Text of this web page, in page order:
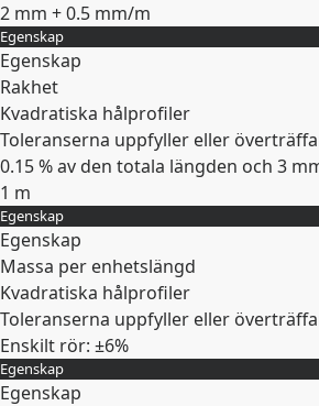
2 mm + 0.5 mm/m
Expandera
Egenskap
Egenskap
Rakhet
Kvadratiska hålprofiler
Toleranserna uppfyller eller
0.15 % av den totala längden och 3
1 m
Expandera
Egenskap
Egenskap
Massa per enhetslängd
Kvadratiska hålprofiler
Toleranserna uppfyller eller
Enskilt rör: ±6%
Expandera
Egenskap
Egenskap